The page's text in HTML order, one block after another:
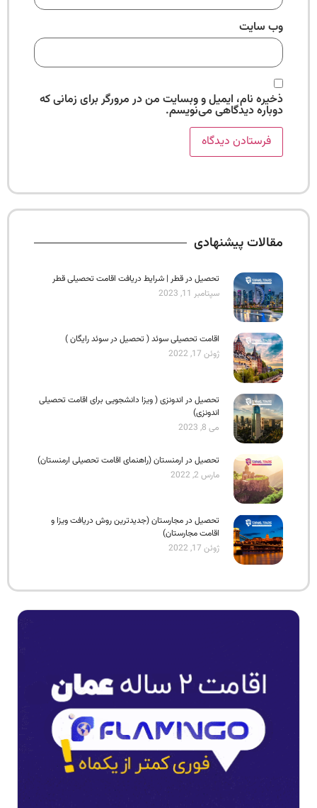
وب‌ سایت
ذخیره نام، ایمیل و وبسایت من در مرورگر برای زمانی که
دوباره دیدگاهی می‌نویسم.
مقالات پیشنهادی
تحصیل در قطر | شرایط دریافت اقامت تحصیلی قطر
سپتامبر 11, 2023
اقامت تحصیلی سوئد ( تحصیل در سوئد رایگان )
ژوئن 17, 2022
تحصیل در اندونزی ( ویزا دانشجویی برای اقامت تحصیلی
اندونزی)
می 8, 2023
تحصیل در ارمنستان (راهنمای اقامت تحصیلی ارمنستان)
مارس 2, 2022
تحصیل در مجارستان (جدیدترین روش دریافت ویزا و
اقامت مجارستان)
ژوئن 17, 2022